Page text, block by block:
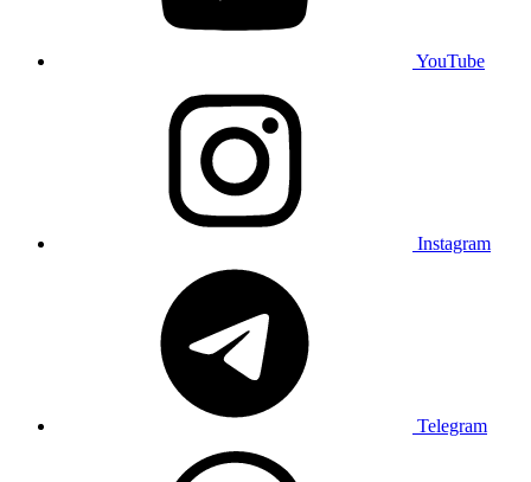
YouTube
Instagram
Telegram